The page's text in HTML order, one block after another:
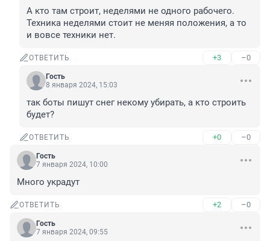
А кто там строит, неделями не одного рабочего.
Техника неделями стоит не меняя положения, а то
и вовсе техники нет.
ОТВЕТИТЬ +3 –0
Гость
8 января 2024, 15:03
так боты пишут снег некому убирать, а кто строить
будет?
ОТВЕТИТЬ +0 –0
Гость
7 января 2024, 10:00
Много украдут
ОТВЕТИТЬ +2 –0
Гость
7 января 2024, 09:55